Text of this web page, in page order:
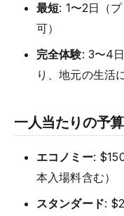
最短: 1〜2日（
可）
完全体験: 3〜4
り、地元の生活
一人当たりの予
エコノミー:
本入場料含む）
スタンダード: